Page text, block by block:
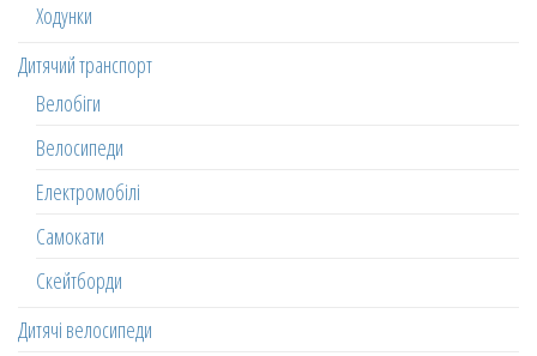
Ходунки
Дитячий транспорт
Велобіги
Велосипеди
Електромобілі
Самокати
Скейтборди
Дитячі велосипеди